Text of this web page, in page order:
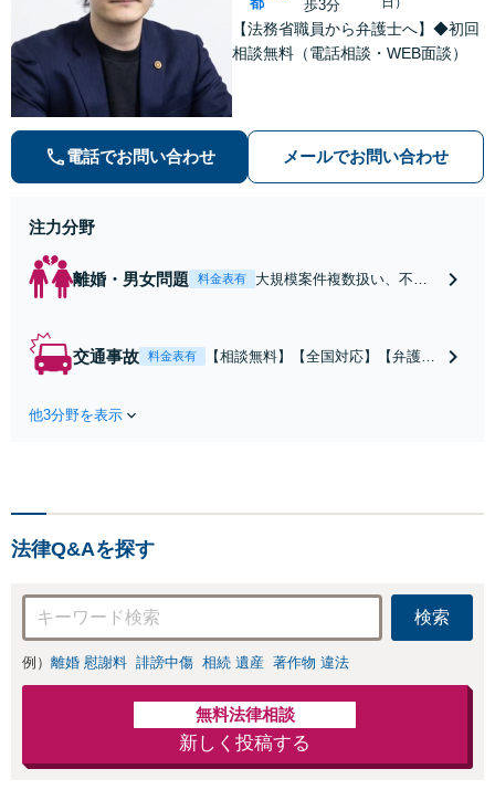
歩3分
【法務省職員から弁護士へ】◆初回
相談無料（電話相談・WEB面談）
電話でお問い合わせ メールでお問い合わせ
注力分野
離婚・男女問題 料金表有
大規模案件複数扱い、不貞
富
交通事故 料金表有
【相談無料】【全国対応】【弁護士
他3分野を表示
法律Q&Aを探す
検索
例） 離婚 慰謝料 誹謗中傷 相続 遺産 著作物 違法
無料法律相談
新しく投稿する